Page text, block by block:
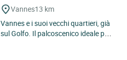
Vannes13 km
Vannes e i suoi vecchi quartieri, già
sul Golfo. Il palcoscenico ideale per